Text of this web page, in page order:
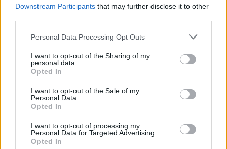
Downstream Participants that may further disclose it to other
Please note that this website/app uses one or more Google
not limited to your visit or usage behaviour. You may click to
grant or deny consent to Google and its third-party tags to
use your data for below specified purposes in below Google
consent section.
Personal Data Processing Opt Outs
I want to opt-out of the Sharing of my
personal data.
Opted In
I want to opt-out of the Sale of my
Personal Data.
Opted In
I want to opt-out of processing my
Personal Data for Targeted Advertising.
Opted In
Continuez la lecture
NEWS